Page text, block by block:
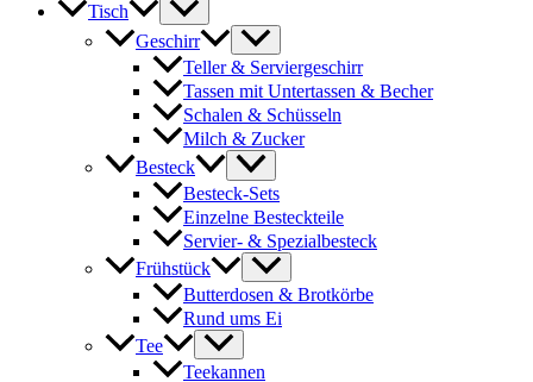
Tisch
Geschirr
Teller & Serviergeschirr
Tassen mit Untertassen & Becher
Schalen & Schüsseln
Milch & Zucker
Besteck
Besteck-Sets
Einzelne Besteckteile
Servier- & Spezialbesteck
Frühstück
Butterdosen & Brotkörbe
Rund ums Ei
Tee
Teekannen